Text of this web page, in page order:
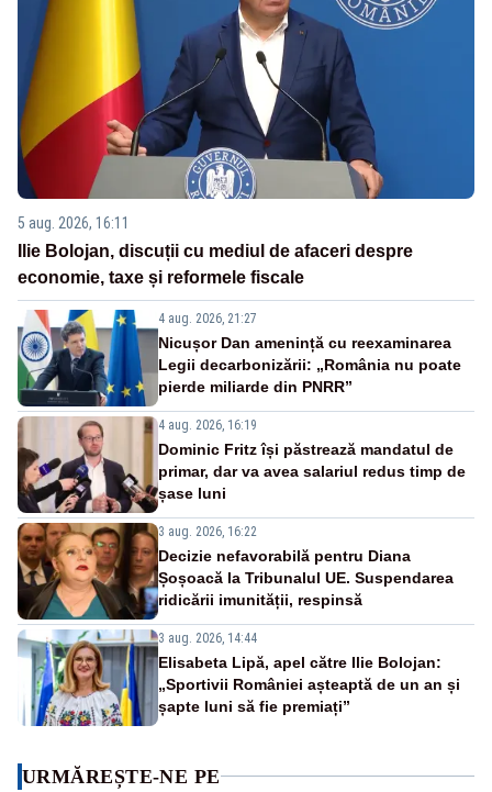
5 aug. 2026, 16:11
Ilie Bolojan, discuții cu mediul de afaceri despre
economie, taxe și reformele fiscale
4 aug. 2026, 21:27
Nicușor Dan amenință cu reexaminarea
Legii decarbonizării: „România nu poate
pierde miliarde din PNRR”
4 aug. 2026, 16:19
Dominic Fritz își păstrează mandatul de
primar, dar va avea salariul redus timp de
șase luni
3 aug. 2026, 16:22
Decizie nefavorabilă pentru Diana
Șoșoacă la Tribunalul UE. Suspendarea
ridicării imunității, respinsă
3 aug. 2026, 14:44
Elisabeta Lipă, apel către Ilie Bolojan:
„Sportivii României așteaptă de un an și
șapte luni să fie premiați”
URMĂREȘTE-NE PE